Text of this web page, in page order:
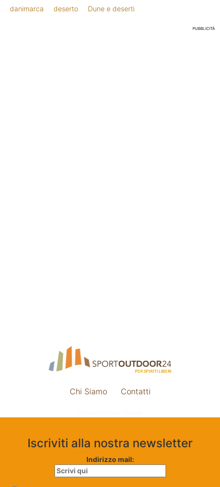
danimarca deserto Dune e deserti
PUBBLICITÀ
Chi Siamo Contatti
Iscriviti alla nostra newsletter
Indirizzo mail: